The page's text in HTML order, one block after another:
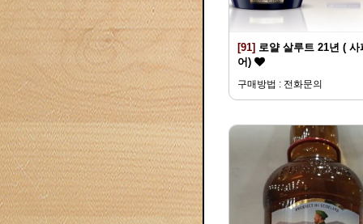
[91] 로얄 살루트 21년 ( 사
어)
구매방법 : 전화문의